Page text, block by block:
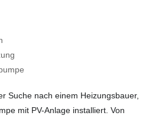
Suche nach einem Heizungsbauer,
mit PV-Anlage installiert. Von